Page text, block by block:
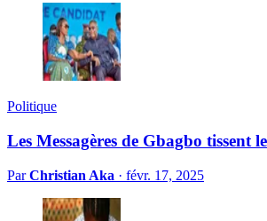
Politique
Les Messagères de Gbagbo tissent
ParChristian Aka · févr. 17, 2025